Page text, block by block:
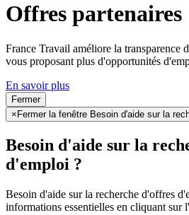
Offres partenaires
France Travail améliore la transparence
vous proposant plus d'opportunités
En savoir plus
Fermer
× Fermer la fenêtre Besoin d'aide sur la
Besoin d'aide sur la
d'emploi ?
Besoin d'aide sur la recherche d'offres
informations essentielles en cliquant sur